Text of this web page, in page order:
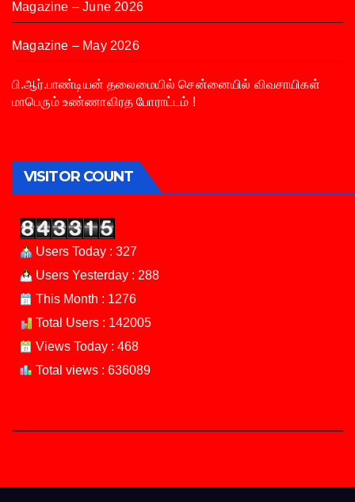
Magazine – June 2026
Magazine – May 2026
பி.ஆர்.பாண்டியன் தலைமையில் சென்னையில் விவசாயிகள்
மாபெரும் உண்ணாவிரத போராட்டம் !
VISITOR COUNT
Users Today : 327
Users Yesterday : 288
This Month : 1276
Total Users : 142005
Views Today : 468
Total views : 636089